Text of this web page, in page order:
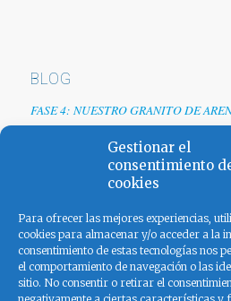
Gestionar el
consentimiento
cookies
Para ofrecer las mejores experiencias,
cookies para almacenar y/o acceder a la
consentimiento de estas tecnologías nos
el comportamiento de navegación o las
sitio. No consentir o retirar el
BLOG
FASE 4: NUESTRO GRANITO DE
EMPRESAS TRAS LA CRISIS DEL
Renovamos web